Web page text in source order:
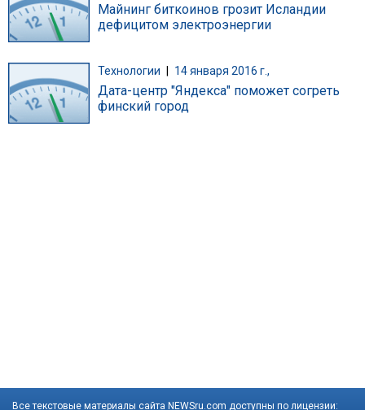
Майнинг биткоинов грозит Исландии
дефицитом электроэнергии
Технологии 14 января 2016 г.,
Дата-центр "Яндекса" поможет согреть
финский город
Все текстовые материалы сайта NEWSru.com доступны по лицензии: